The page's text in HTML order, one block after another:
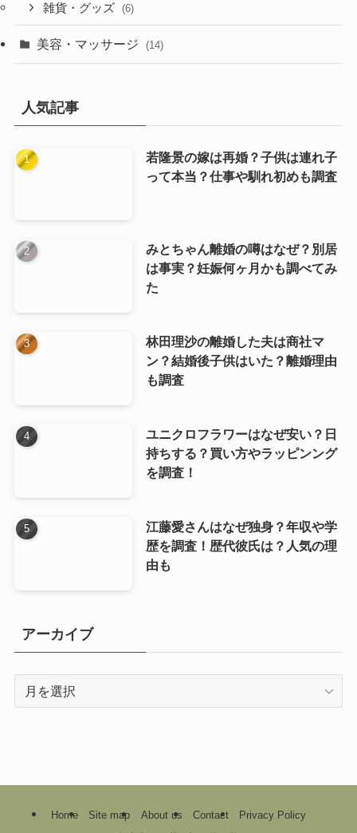
雑貨・グッズ (6)
美容・マッサージ (14)
人気記事
若隆景の嫁は再婚？子供は連れ子
って本当？仕事や馴れ初めも調査
みとちゃん離婚の噂はなぜ？別居
は事実？妊娠何ヶ月かも調べてみ
た
林田理沙の離婚した夫は商社マ
ン？結婚後子供はいた？離婚理由
も調査
ユニクロフラワーはなぜ安い？日
持ちする？買い方やラッピンング
を調査！
江藤愛さんはなぜ独身？年収や学
歴を調査！歴代彼氏は？人気の理
由も
アーカイブ
Home Site map About us Contact
Privacy Policy